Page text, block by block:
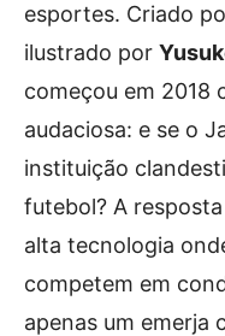
esportes. Criado
ilustrado por
começou em 2018
audaciosa: e se o
instituição
futebol? A
alta tecnologia
competem em
apenas um emerja